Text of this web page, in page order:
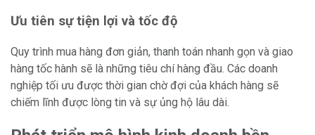
Ưu tiên sự tiện lợi và tốc độ
Quy trình mua hàng đơn giản, thanh toán nhanh gọn và giao
hàng tốc hành sẽ là những tiêu chí hàng đầu. Các doanh
nghiệp tối ưu được thời gian chờ đợi của khách hàng sẽ
chiếm lĩnh được lòng tin và sự ủng hộ lâu dài.